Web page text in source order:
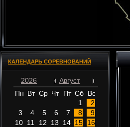
КАЛЕНДАРЬ СОРЕВНОВАНИЙ
2026
Август
Пн Вт Ср Чт Пт Сб Вс
1
2
3
4 5 6 7 8
9
10 11 12 13 14 15
16